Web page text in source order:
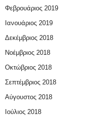
Φεβρουάριος 2019
Ιανουάριος 2019
Δεκέμβριος 2018
Νοέμβριος 2018
Οκτώβριος 2018
Σεπτέμβριος 2018
Αύγουστος 2018
Ιούλιος 2018